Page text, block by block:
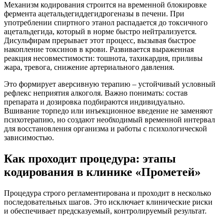
Механизм кодирования строится на временной блокировке
фермента ацетальдегиддегидрогеназы в печени. При
употреблении спиртного этанол распадается до токсичного
ацетальдегида, который в норме быстро нейтрализуется.
Дисульфирам прерывает этот процесс, вызывая быстрое
накопление токсинов в крови. Развивается выраженная
реакция несовместимости: тошнота, тахикардия, приливы
жара, тревога, снижение артериального давления.
Это формирует аверсивную терапию – устойчивый условный
рефлекс неприятия алкоголя. Важно понимать: состав
препарата и дозировка подбираются индивидуально.
Вшивание торпедо или инъекционное введение не заменяют
психотерапию, но создают необходимый временной интервал
для восстановления организма и работы с психологической
зависимостью.
Как проходит процедура: этапы
кодирования в клинике «Прометей»
Процедура строго регламентирована и проходит в несколько
последовательных шагов. Это исключает клинические риски
и обеспечивает предсказуемый, контролируемый результат.